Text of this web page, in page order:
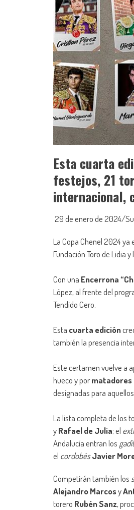
Esta cuarta
festejos, 21
internacional,
29 de enero de 2024/
La Copa Chenel 2024
Fundación Toro de Lidia
Con una Encerrona
López, al frente del
Tendido Cero.
Esta cuarta edición
también la presencia
Este certamen vuelve a
hueco y pormatadores
designadas para
La lista completa de los
yRafael de Julia; el
Andalucía entran los
el cordobésJavier
Competirán también los
Alejandro Marcosy
torero Rubén Sanz,